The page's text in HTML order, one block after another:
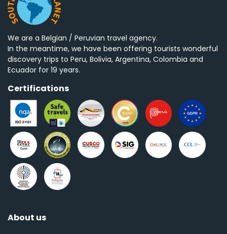
We are a Belgian / Peruvian travel agency.
In the meantime, we have been offering tourists wonderful
discovery trips to Peru, Bolivia, Argentina, Colombia and
Ecuador for 19 years.
Certifications
About us